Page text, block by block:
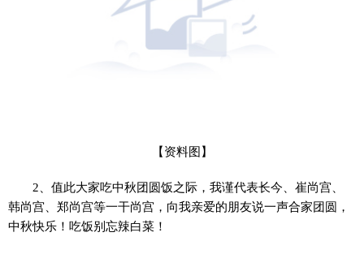
【资料图】
2、值此大家吃中秋团圆饭之际，我谨代表长今、崔尚宫、
韩尚宫、郑尚宫等一干尚宫，向我亲爱的朋友说一声合家团圆，
中秋快乐！吃饭别忘辣白菜！